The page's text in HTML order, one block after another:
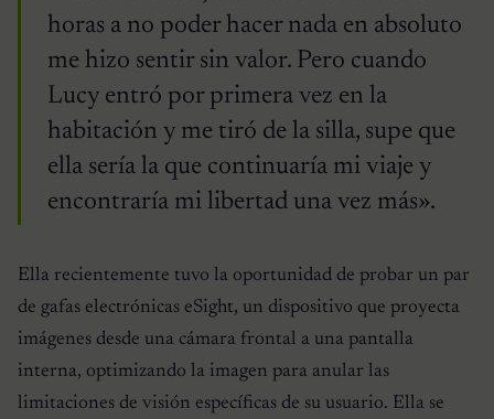
horas a no poder hacer nada en absoluto
me hizo sentir sin valor. Pero cuando
Lucy entró por primera vez en la
habitación y me tiró de la silla, supe que
ella sería la que continuaría mi viaje y
encontraría mi libertad una vez más».
Ella recientemente tuvo la oportunidad de probar un par
de gafas electrónicas eSight, un dispositivo que proyecta
imágenes desde una cámara frontal a una pantalla
interna, optimizando la imagen para anular las
limitaciones de visión específicas de su usuario. Ella se